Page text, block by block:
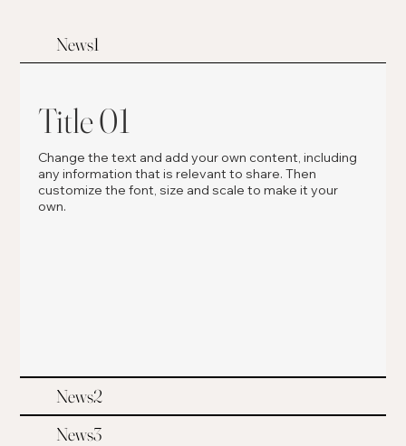
News1
Title 01
Change the text and add your own content, including
any information that is relevant to share. Then
customize the font, size and scale to make it your
own.
News2
News3